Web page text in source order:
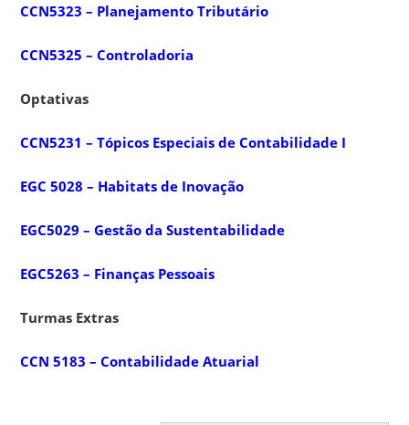
CCN5323 – Planejamento Tributário
CCN5325 – Controladoria
Optativas
CCN5231 – Tópicos Especiais de Contabilidade I
EGC 5028 – Habitats de Inovação
EGC5029 – Gestão da Sustentabilidade
EGC5263 – Finanças Pessoais
Turmas Extras
CCN 5183 – Contabilidade Atuarial